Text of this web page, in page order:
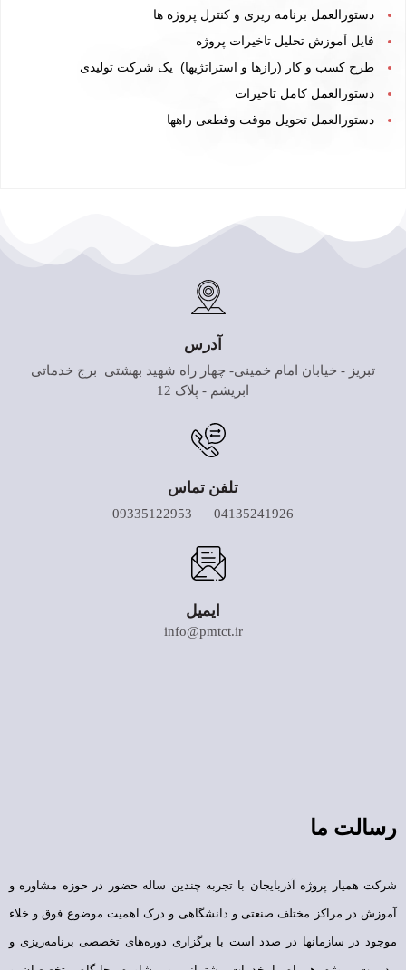
دستورالعمل برنامه ریزی و کنترل پروژه ها
فایل آموزش تحلیل تاخیرات پروژه
طرح کسب و کار (رازها و استراتژیها) یک شرکت تولیدی
دستورالعمل کامل تاخيرات
دستورالعمل تحویل موقت وقطعی راهها
آدرس
تبریز - خیابان امام خمینی- چهار راه شهید بهشتی برج خدماتی
ابریشم - پلاک 12
تلفن تماس
04135241926 09335122953
ایمیل
info@pmtct.ir
رسالت ما
شرکت همیار پروژه آذربایجان با تجربه چندین ساله حضور در حوزه مشاوره و
آموزش در مراکز مختلف صنعتی و دانشگاهی و درک اهمیت موضوع فوق و خلاء
موجود در سازمانها در صدد است با برگزاری دوره‌های تخصصی برنامه‌ریزی و